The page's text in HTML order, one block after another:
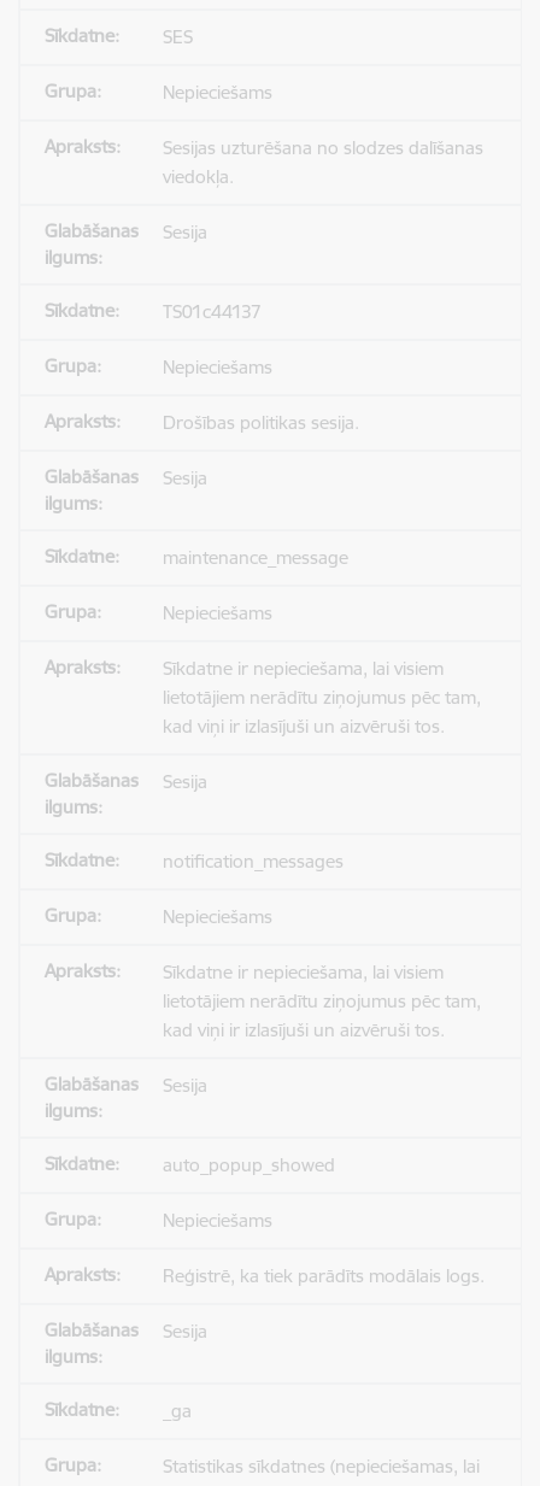
SES
Nepieciešams
Sesijas uzturēšana no slodzes dalīšanas
viedokļa.
Sesija
TS01c44137
Nepieciešams
Drošības politikas sesija.
Sesija
maintenance_message
Nepieciešams
Sīkdatne ir nepieciešama, lai visiem
lietotājiem nerādītu ziņojumus pēc tam,
kad viņi ir izlasījuši un aizvēruši tos.
Sesija
notification_messages
Nepieciešams
Sīkdatne ir nepieciešama, lai visiem
lietotājiem nerādītu ziņojumus pēc tam,
kad viņi ir izlasījuši un aizvēruši tos.
Sesija
auto_popup_showed
Nepieciešams
Reģistrē, ka tiek parādīts modālais logs.
Sesija
_ga
Statistikas sīkdatnes (nepieciešamas, lai